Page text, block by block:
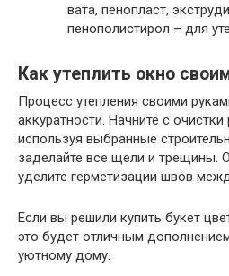
вата, пенопласт,
пенополистирол – для
Как утеплить окно
Процесс утепления своими
аккуратности. Начните с
используя выбранные
заделайте все щели и трещины.
уделите герметизации швов
Если вы решили купить букет
это будет отличным
уютному дому.